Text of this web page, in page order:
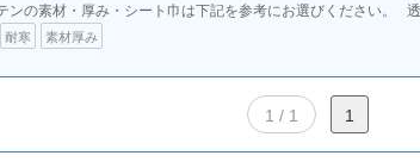
ンの素材・厚み・シート巾は下記を参考にお選びください。 透
耐寒 素材厚み
1 / 1 1